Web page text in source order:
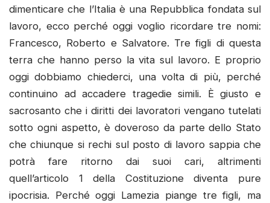
dimenticare che l’Italia è una Repubblica fondata sul
lavoro, ecco perché oggi voglio ricordare tre nomi:
Francesco, Roberto e Salvatore. Tre figli di questa
terra che hanno perso la vita sul lavoro. E proprio
oggi dobbiamo chiederci, una volta di più, perché
continuino ad accadere tragedie simili. È giusto e
sacrosanto che i diritti dei lavoratori vengano tutelati
sotto ogni aspetto, è doveroso da parte dello Stato
che chiunque si rechi sul posto di lavoro sappia che
potrà fare ritorno dai suoi cari, altrimenti
quell’articolo 1 della Costituzione diventa pure
ipocrisia. Perché oggi Lamezia piange tre figli, ma